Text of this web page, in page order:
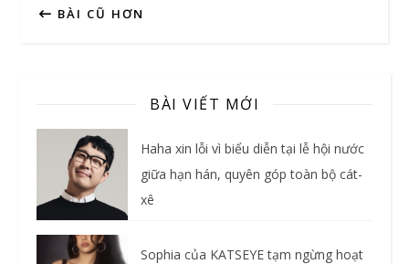
BÀI CŨ HƠN
BÀI VIẾT MỚI
Haha xin lỗi vì biểu diễn tại lễ hội nước
giữa hạn hán, quyên góp toàn bộ cát-
xê
Sophia của KATSEYE tạm ngừng hoạt